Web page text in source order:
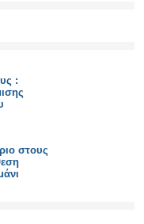
:
στους